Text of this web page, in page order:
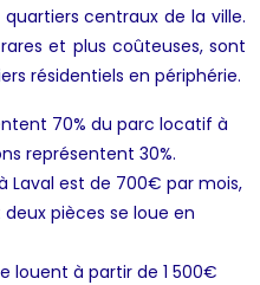
centraux de la ville.
et plus coûteuses, sont
résidentiels en périphérie.
70% du parc locatif à
représentent 30%.
Laval est de 700€ par mois,
pièces se loue en
louent à partir de 1 500€